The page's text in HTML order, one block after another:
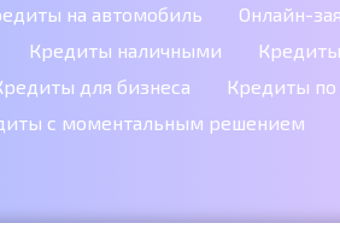
на автомобиль
Онлайн-
Кредиты наличными
для бизнеса
Кредиты по
с моментальным решением